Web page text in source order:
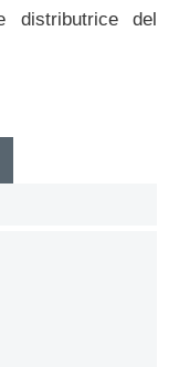
distributrice del